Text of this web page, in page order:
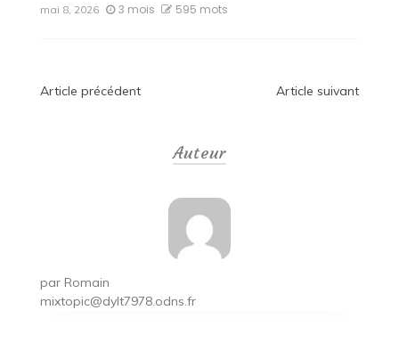
mai 8, 2026 3 mois 595 mots
Navigation
Article précédent Article suivant
Auteur
par Romain
mixtopic@dylt7978.odns.fr